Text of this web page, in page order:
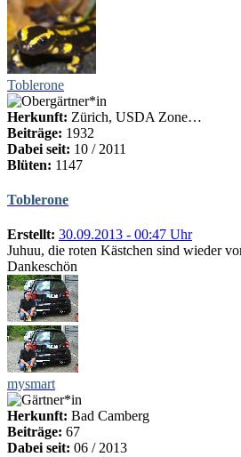
Toblerone
Herkunft: Zürich, USDA Zone…
Beiträge: 1932
Dabei seit: 10 / 2011
Blüten: 1147
Toblerone
Erstellt: 30.09.2013 - 00:47 Uhr
Juhuu, die roten Kästchen sind wieder
Dankeschön
mysmart
Herkunft: Bad Camberg
Beiträge: 67
Dabei seit: 06 / 2013